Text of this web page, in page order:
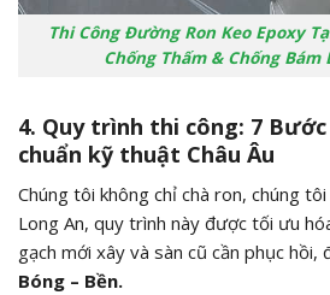
Thi Công Đường Ron Keo Epoxy
Chống Thấm & Chống Bám
4. Quy trình thi công: 7 Bước
chuẩn kỹ thuật Châu Âu
Chúng tôi không chỉ chà ron, chúng
Long An, quy trình này được tối ưu
gạch mới xây và sàn cũ cần phục hồi,
Bóng – Bền.